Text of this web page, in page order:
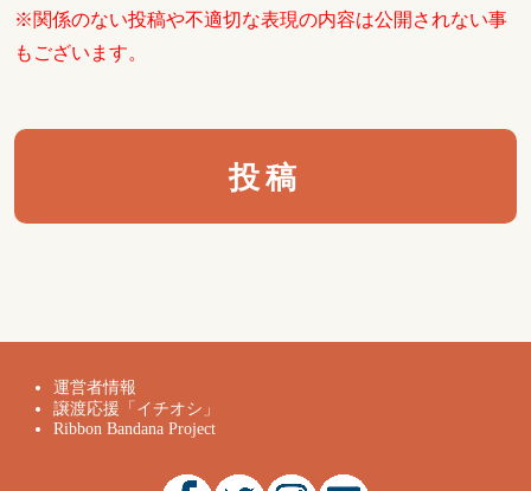
※関係のない投稿や不適切な表現の内容は公開されない事
もございます。
運営者情報
譲渡応援「イチオシ」
Ribbon Bandana Project